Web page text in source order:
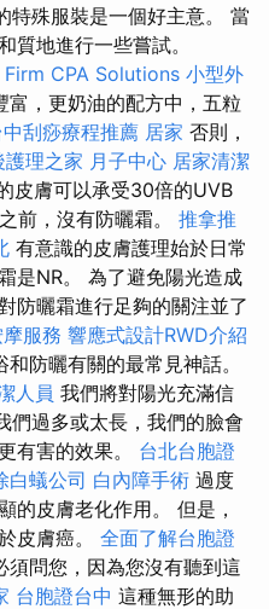
特殊服裝是一個好主意。 當
質地進行一些嘗試。
CPA Solutions 小型外
富，更奶油的配方中，五粒
中刮痧療程推薦 居家 否則，
護理之家 月子中心 居家清潔
皮膚可以承受30倍的UVB
前，沒有防曬霜。 推拿推
有意識的皮膚護理始於日常
是NR。 為了避免陽光造成
防曬霜進行足夠的關注並了
服務 響應式設計RWD介紹
防曬有關的最常見神話。
人員 我們將對陽光充滿信
們過多或太長，我們的臉會
有害的效果。 台北台胞證
白蟻公司 白內障手術 過度
的皮膚老化作用。 但是，
皮膚癌。 全面了解台胞證
須問您，因為您沒有聽到這
台胞證台中 這種無形的助